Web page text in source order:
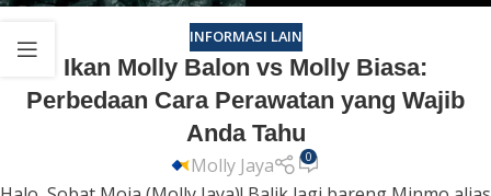
INFORMASI LAIN
Ikan Molly Balon vs Molly Biasa:
Perbedaan Cara Perawatan yang Wajib
Anda Tahu
Molly Jaya 0